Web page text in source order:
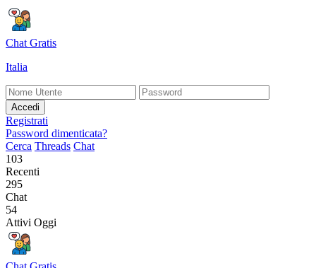
Chat Gratis
Italia
Accedi
Registrati
Password dimenticata?
Cerca Threads Chat
103
Recenti
295
Chat
54
Attivi Oggi